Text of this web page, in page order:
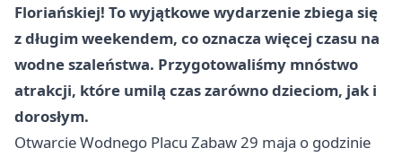
Floriańskiej! To wyjątkowe wydarzenie zbiega się
z długim weekendem, co oznacza więcej czasu na
wodne szaleństwa. Przygotowaliśmy mnóstwo
atrakcji, które umilą czas zarówno dzieciom, jak i
dorosłym.
Otwarcie Wodnego Placu Zabaw 29 maja o godzinie